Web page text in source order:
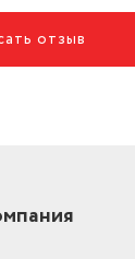
отзыв